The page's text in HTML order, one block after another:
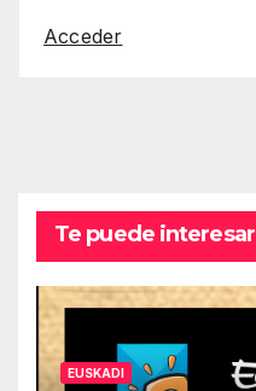
Acceder
Te puede interesar
EUSKADI